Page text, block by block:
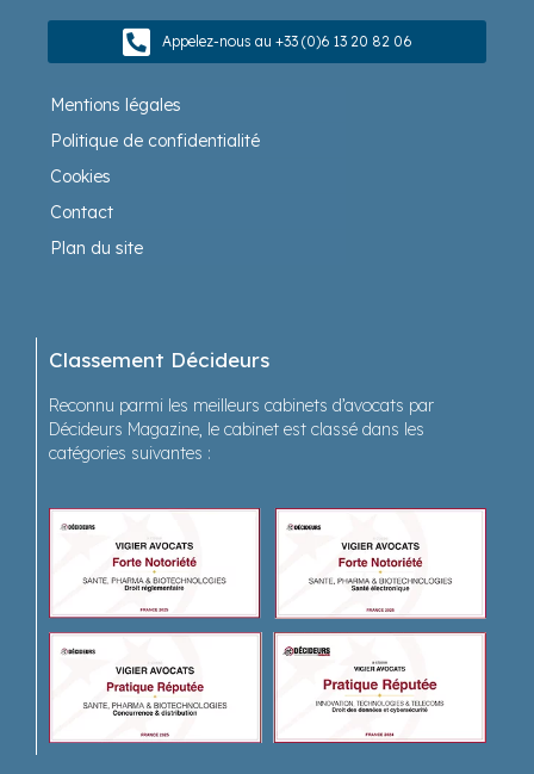
Appelez-nous au +33 (0)6 13 20 82 06
Mentions légales
Politique de confidentialité
Cookies
Contact
Plan du site
Classement Décideurs
Reconnu parmi les meilleurs cabinets d’avocats par
Décideurs Magazine, le cabinet est classé dans les
catégories suivantes :